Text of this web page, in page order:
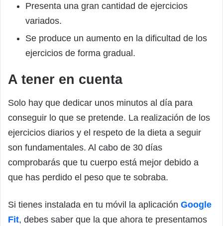
Presenta una gran cantidad de ejercicios
variados.
Se produce un aumento en la dificultad de los
ejercicios de forma gradual.
A tener en cuenta
Solo hay que dedicar unos minutos al día para
conseguir lo que se pretende. La realización de los
ejercicios diarios y el respeto de la dieta a seguir
son fundamentales. Al cabo de 30 días
comprobarás que tu cuerpo está mejor debido a
que has perdido el peso que te sobraba.
Si tienes instalada en tu móvil la aplicación Google
Fit, debes saber que la que ahora te presentamos